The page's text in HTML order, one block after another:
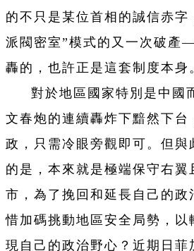
的不只是某位首相的誠信赤字
派閥密室”模式的又一次破
轟的，也許正是這套制度本身
對於地區國家特別是中國
文春炮的連續轟炸下黯然下台
政，只需冷眼旁觀即可。但與
的是，本來就是極端保守右翼
市，為了挽回和延長自己的政
惜加碼挑動地區安全局勢，以
現自己的政治野心？近期日菲